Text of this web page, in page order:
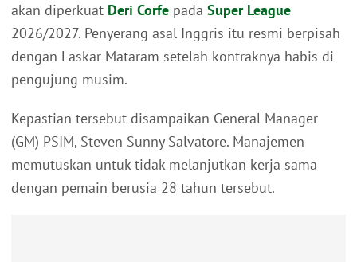
akan diperkuat Deri Corfe pada Super League
2026/2027. Penyerang asal Inggris itu resmi berpisah
dengan Laskar Mataram setelah kontraknya habis di
pengujung musim.
Kepastian tersebut disampaikan General Manager
(GM) PSIM, Steven Sunny Salvatore. Manajemen
memutuskan untuk tidak melanjutkan kerja sama
dengan pemain berusia 28 tahun tersebut.